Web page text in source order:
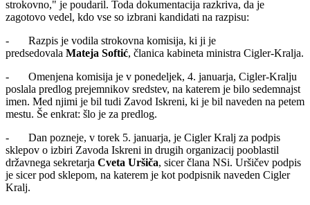
strokovno," je poudaril. Toda dokumentacija razkriva, da je
zagotovo vedel, kdo vse so izbrani kandidati na razpisu:
- Razpis je vodila strokovna komisija, ki ji je
predsedovala Mateja Softić, članica kabineta ministra Cigler-Kralja.
- Omenjena komisija je v ponedeljek, 4. januarja, Cigler-Kralju
poslala predlog prejemnikov sredstev, na katerem je bilo sedemnajst
imen. Med njimi je bil tudi Zavod Iskreni, ki je bil naveden na petem
mestu. Še enkrat: šlo je za predlog.
- Dan pozneje, v torek 5. januarja, je Cigler Kralj za podpis
sklepov o izbiri Zavoda Iskreni in drugih organizacij pooblastil
državnega sekretarja Cveta Uršiča, sicer člana NSi. Uršičev podpis
je sicer pod sklepom, na katerem je kot podpisnik naveden Cigler
Kralj.